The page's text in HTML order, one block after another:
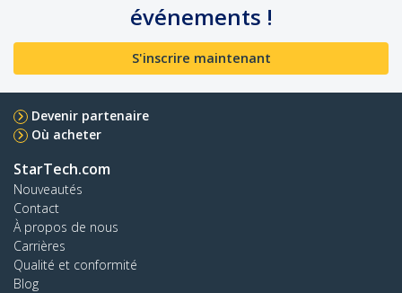
événements !
S'inscrire maintenant
Devenir partenaire
Où acheter
StarTech.com
Nouveautés
Contact
À propos de nous
Carrières
Qualité et conformité
Blog